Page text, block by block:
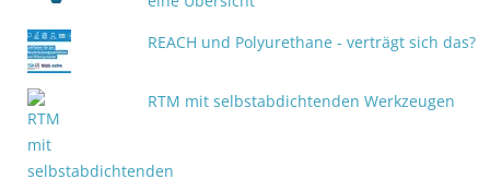
REACH und Polyurethane - verträgt sich das?
RTM mit selbstabdichtenden Werkzeugen